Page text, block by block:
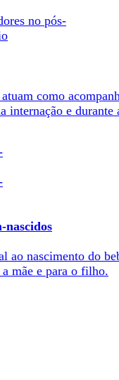
como
internação e durante
nascidos
ao nascimento do
mãe e para o filho.